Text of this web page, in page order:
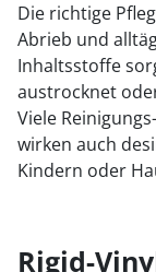
Die richtige
Abrieb und
Inhaltsstoffe
austrocknet
Viele
wirken auch
Kindern oder
Rigid-